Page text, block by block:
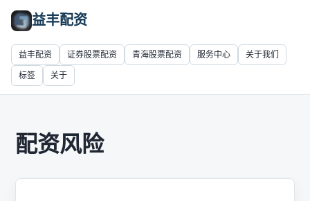
益丰配资
益丰配资 证券股票配资 青海股票配资 服务中心 关于我们
标签 关于
配资风险